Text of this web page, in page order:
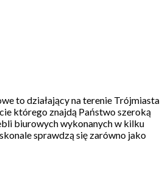
to działający na terenie Trójmiasta
którego znajdą Państwo szeroką
biurowych wykonanych w kilku
sprawdzą się zarówno jako